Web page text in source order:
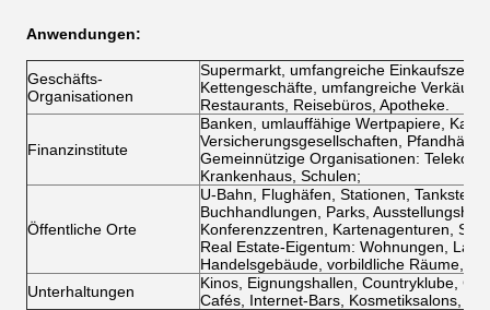
Anwendungen:
Geschäfts-
Organisationen
Supermarkt, umfangreiche
Kettengeschäfte, umfangreiche
Restaurants, Reisebüros, Apotheke.
Finanzinstitute
Banken, umlauffähige Wertpapiere,
Versicherungsgesellschaften,
Gemeinnützige Organisationen:
Krankenhaus, Schulen;
Öffentliche Orte
U-Bahn, Flughäfen, Stationen,
Buchhandlungen, Parks,
Konferenzzentren, Kartenagenturen,
Real Estate-Eigentum: Wohnungen,
Handelsgebäude, vorbildliche Räume,
Unterhaltungen
Kinos, Eignungshallen, Countryklube,
Cafés, Internet-Bars, Kosmetiksalons,